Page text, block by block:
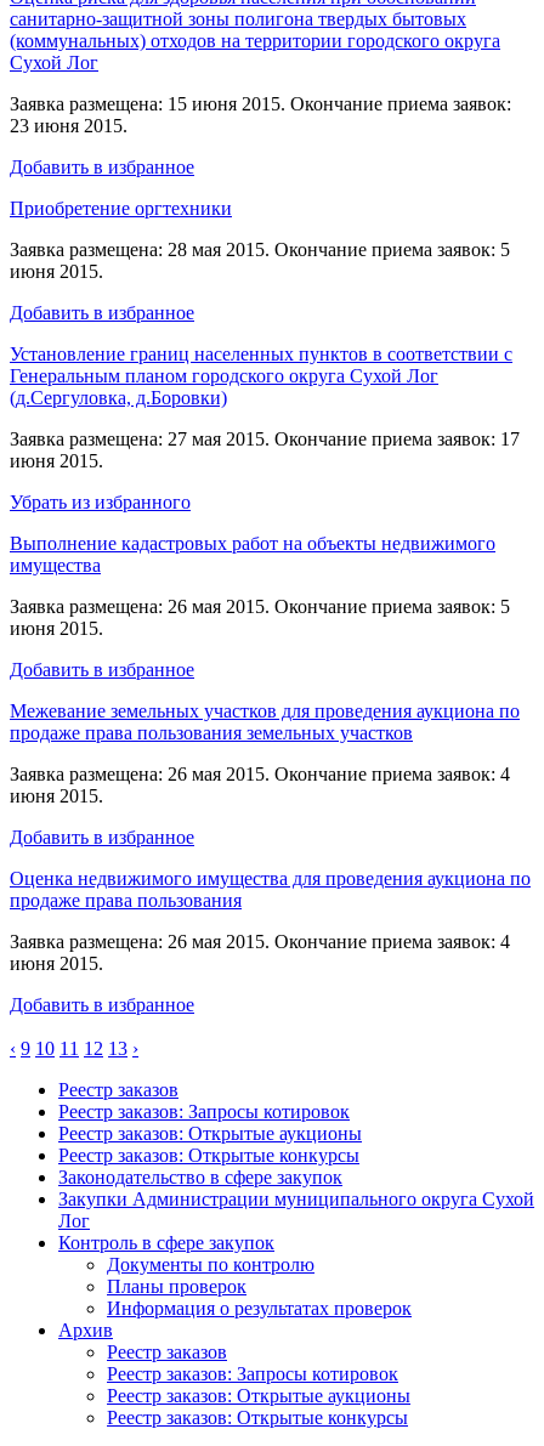
санитарно-защитной зоны полигона твердых бытовых
(коммунальных) отходов на территории городского округа
Сухой Лог
Заявка размещена: 15 июня 2015. Окончание приема заявок:
23 июня 2015.
Добавить в избранное
Приобретение оргтехники
Заявка размещена: 28 мая 2015. Окончание приема заявок: 5
июня 2015.
Добавить в избранное
Установление границ населенных пунктов в соответствии с
Генеральным планом городского округа Сухой Лог
(д.Сергуловка, д.Боровки)
Заявка размещена: 27 мая 2015. Окончание приема заявок: 17
июня 2015.
Убрать из избранного
Выполнение кадастровых работ на объекты недвижимого
имущества
Заявка размещена: 26 мая 2015. Окончание приема заявок: 5
июня 2015.
Добавить в избранное
Межевание земельных участков для проведения аукциона по
продаже права пользования земельных участков
Заявка размещена: 26 мая 2015. Окончание приема заявок: 4
июня 2015.
Добавить в избранное
Оценка недвижимого имущества для проведения аукциона по
продаже права пользования
Заявка размещена: 26 мая 2015. Окончание приема заявок: 4
июня 2015.
Добавить в избранное
‹ 9 10 11 12 13 ›
Реестр заказов
Реестр заказов: Запросы котировок
Реестр заказов: Открытые аукционы
Реестр заказов: Открытые конкурсы
Законодательство в сфере закупок
Закупки Администрации муниципального округа Сухой
Лог
Контроль в сфере закупок
Документы по контролю
Планы проверок
Информация о результатах проверок
Архив
Реестр заказов
Реестр заказов: Запросы котировок
Реестр заказов: Открытые аукционы
Реестр заказов: Открытые конкурсы